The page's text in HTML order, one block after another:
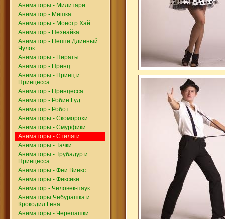
Аниматоры - Милитари
Аниматор - Мишка
Аниматоры - Монстр Хай
Аниматор - Незнайка
Аниматор - Пеппи Длинный
Чулок
Аниматоры - Пираты
Аниматор - Принц
Аниматоры - Принц и
Принцесса
Аниматор - Принцесса
Аниматор - Робин Гуд
Аниматор - Робот
Аниматоры - Скоморохи
Аниматоры - Смурфики
Аниматоры - Стиляги
Аниматоры - Тачки
Аниматоры - Трубадур и
Принцесса
Аниматоры - Феи Винкс
Аниматоры - Фиксики
Аниматор - Человек-паук
Аниматоры Чебурашка и
Крокодил Гена
Аниматоры - Черепашки